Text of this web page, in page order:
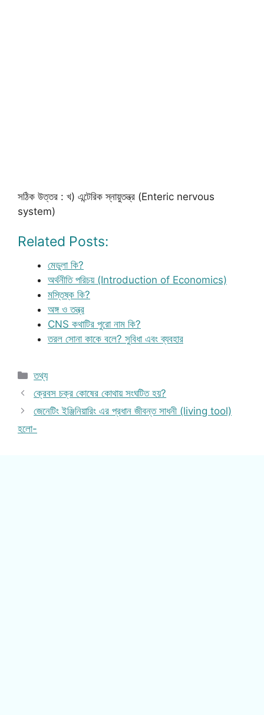
সঠিক উত্তর : খ) এন্টেরিক স্নায়ুতন্ত্র (Enteric nervous
system)
Related Posts:
মেডুলা কি?
অর্থনীতি পরিচয় (Introduction of Economics)
মস্তিষ্ক কি?
অঙ্গ ও তন্ত্র
CNS কথাটির পুরো নাম কি?
তরল সোনা কাকে বলে? সুবিধা এবং ব্যবহার
Categories
তথ্য
ক্রেবস চক্র কোষের কোথায় সংঘটিত হয়?
জেনেটিং ইঞ্জিনিয়ারিং এর প্রধান জীবন্ত সাধনী (living tool)
হলো-